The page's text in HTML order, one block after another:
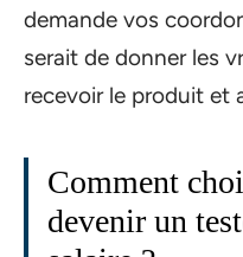
demande vos
serait de donner les
recevoir le produit et
Comment
devenir un